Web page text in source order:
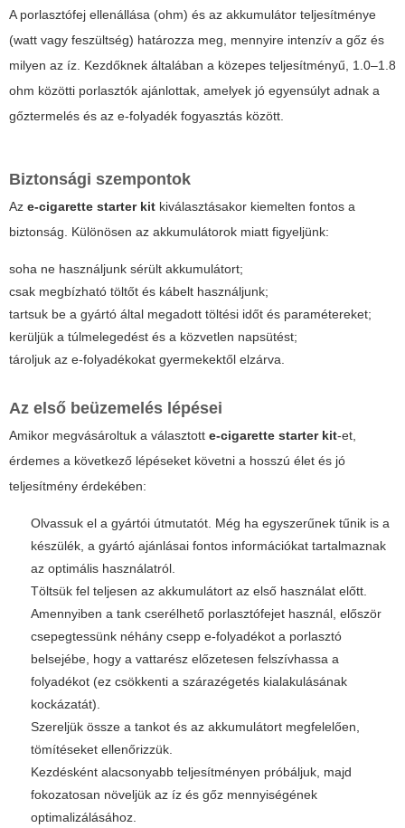
A porlasztófej ellenállása (ohm) és az akkumulátor teljesítménye
(watt vagy feszültség) határozza meg, mennyire intenzív a gőz és
milyen az íz. Kezdőknek általában a közepes teljesítményű, 1.0–1.8
ohm közötti porlasztók ajánlottak, amelyek jó egyensúlyt adnak a
gőztermelés és az e-folyadék fogyasztás között.
Biztonsági szempontok
Az e-cigarette starter kit kiválasztásakor kiemelten fontos a
biztonság. Különösen az akkumulátorok miatt figyeljünk:
soha ne használjunk sérült akkumulátort;
csak megbízható töltőt és kábelt használjunk;
tartsuk be a gyártó által megadott töltési időt és paramétereket;
kerüljük a túlmelegedést és a közvetlen napsütést;
tároljuk az e-folyadékokat gyermekektől elzárva.
Az első beüzemelés lépései
Amikor megvásároltuk a választott e-cigarette starter kit-et,
érdemes a következő lépéseket követni a hosszú élet és jó
teljesítmény érdekében:
Olvassuk el a gyártói útmutatót. Még ha egyszerűnek tűnik is a
készülék, a gyártó ajánlásai fontos információkat tartalmaznak
az optimális használatról.
Töltsük fel teljesen az akkumulátort az első használat előtt.
Amennyiben a tank cserélhető porlasztófejet használ, először
csepegtessünk néhány csepp e-folyadékot a porlasztó
belsejébe, hogy a vattarész előzetesen felszívhassa a
folyadékot (ez csökkenti a szárazégetés kialakulásának
kockázatát).
Szereljük össze a tankot és az akkumulátort megfelelően,
tömítéseket ellenőrizzük.
Kezdésként alacsonyabb teljesítményen próbáljuk, majd
fokozatosan növeljük az íz és gőz mennyiségének
optimalizálásához.